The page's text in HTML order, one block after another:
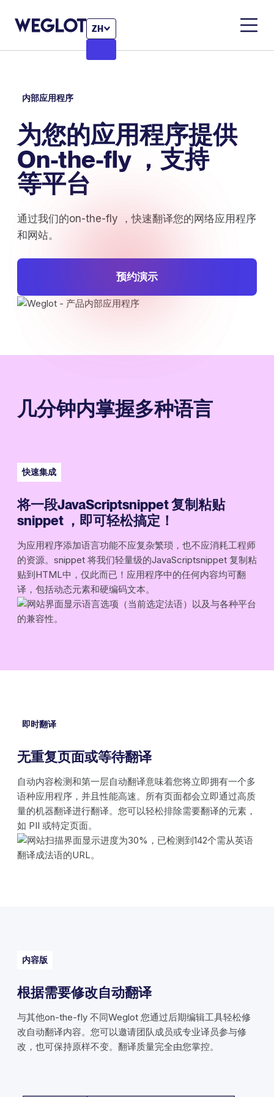
ZH
内部应用程序
为您的应用程序提供
On-the-fly ， 支持
等平台
通过我们的on-the-fly ，快速翻译您的网络应用程序
和网站。
预约演示
几分钟内掌握多种语言
快速集成
将一段JavaScriptsnippet 复制粘贴
snippet ，即可轻松搞定！
为应用程序添加语言功能不应复杂繁琐，也不应消耗工程师
的资源。snippet 将我们轻量级的JavaScriptsnippet 复制粘
贴到HTML中，仅此而已！应用程序中的任何内容均可翻
译，包括动态元素和硬编码文本。
即时翻译
无重复页面或等待翻译
自动内容检测和第一层自动翻译意味着您将立即拥有一个多
语种应用程序，并且性能高速。所有页面都会立即通过高质
量的机器翻译进行翻译。您可以轻松排除需要翻译的元素，
如 PII 或特定页面。
内容版
根据需要修改自动翻译
与其他on-the-fly 不同Weglot 您通过后期编辑工具轻松修
改自动翻译内容。您可以邀请团队成员或专业译员参与修
改，也可保持原样不变。翻译质量完全由您掌控。